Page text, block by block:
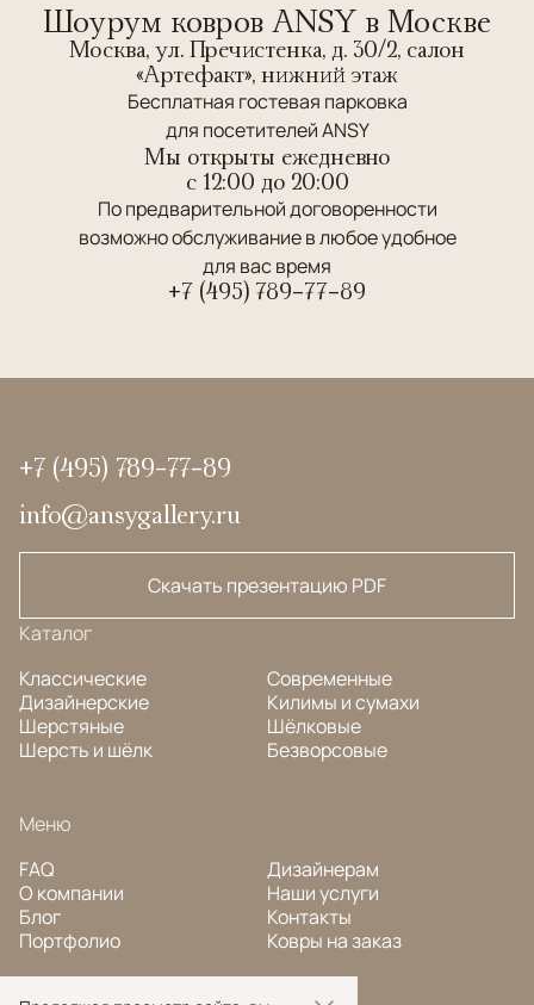
Шоурум ковров ANSY в Москве
Москва, ул. Пречистенка, д. 30/2, салон
«Артефакт», нижний этаж
Бесплатная гостевая парковка
для посетителей ANSY
Мы открыты ежедневно
c 12:00 до 20:00
По предварительной договоренности
возможно обслуживание в любое удобное
для вас время
+7 (495) 789-77-89
+7 (495) 789-77-89
info@ansygallery.ru
Скачать презентацию PDF
Каталог
Классические
Дизайнерские
Шерстяные
Шерсть и шёлк
Современные
Килимы и сумахи
Шёлковые
Безворсовые
Меню
FAQ
О компании
Блог
Портфолио
Дизайнерам
Наши услуги
Контакты
Ковры на заказ